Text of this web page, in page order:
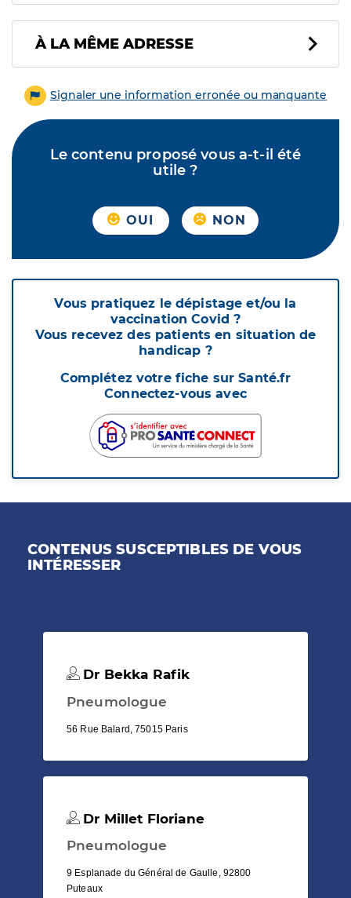
À LA MÊME ADRESSE
Signaler une information erronée ou manquante
Le contenu proposé vous a-t-il été
utile ?
OUI NON
Vous pratiquez le dépistage et/ou la
vaccination Covid ?
Vous recevez des patients en situation de
handicap ?
Complétez votre fiche sur Santé.fr
Connectez-vous avec
CONTENUS SUSCEPTIBLES DE VOUS
INTÉRESSER
Dr Bekka Rafik
Pneumologue
56 Rue Balard, 75015 Paris
Dr Millet Floriane
Pneumologue
9 Esplanade du Général de Gaulle, 92800
Puteaux